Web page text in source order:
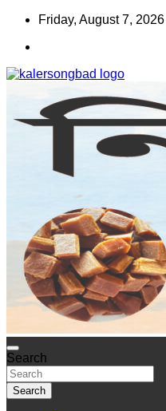
Skip
content
Friday, August 7, 2026
কালের সংবাদ
www.kalersongbad.com
Search
Search